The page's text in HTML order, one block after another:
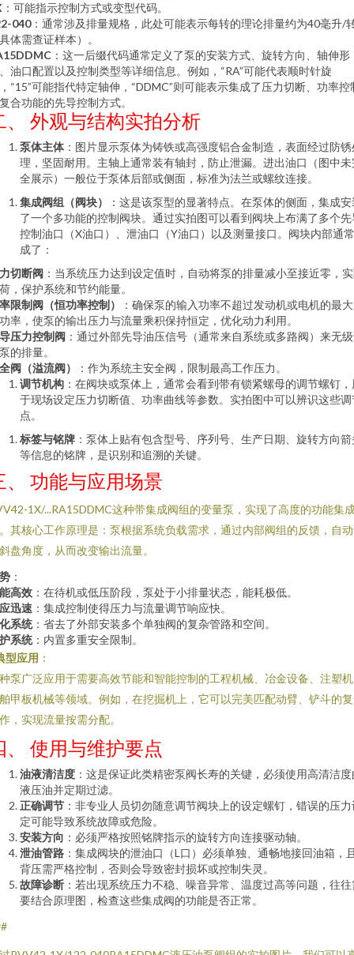
：可能指示控制方式或变型代码。
040：通常涉及排量规格，此处可能表示每转的理论排量约为40毫升/
体需查证样本）。
：这一后缀代码通常定义了泵的安装方式、旋转方向、轴伸形
油口配置以及控制类型等详细信息。例如，“RA”可能代表顺时针旋
“15”可能指代特定轴伸，“DDMC”则可能表示集成了压力切断、功率控
合功能的先导控制方式。
、 外观与结构实拍分析
泵体主体：图片显示泵体为铸铁或高强度铝合金制造，表面经过防锈
理，坚固耐用。主轴上通常装有轴封，防止泄漏。进出油口（图中未
全展示）一般位于泵体后部或侧面，标准为法兰或螺纹连接。
集成阀组（阀块）
：这是该泵型的显著特点。在泵体的侧面，集成
了一个多功能的控制阀块。通过实拍图可以看到阀块上布满了多个先
控制油口（X油口）、泄油口（Y油口）以及测量接口。阀块内部通
成了：
切断阀 ：当系统压力达到设定值时，自动将泵的排量减小至接近零，
，保护系统和节约能量。
限制阀（恒功率控制）
：确保泵的输入功率不超过发动机或电机的最
率，使泵的输出压力与流量乘积保持恒定，优化动力利用。
压力控制阀 ：通过外部先导油压信号（通常来自系统或多路阀）来无
的排量。
阀（溢流阀）
：作为系统主安全阀，限制最高工作压力。
调节机构 ：在阀块或泵体上，通常会看到带有锁紧螺母的调节螺钉，
于现场设定压力切断值、功率曲线等参数。实拍图中可以辨识这些调
点。
标签与铭牌 ：泵体上贴有包含型号、序列号、生产日期、旋转方向箭
等信息的铭牌，是识别和追溯的关键。
、 功能与应用场景
1X/...RA15DDMC这种带集成阀组的变量泵，实现了高度的功能集
其核心工作原理是：泵根据系统负载需求，通过内部阀组的反馈，自
盘角度，从而改变输出流量。
：
高效 ：在待机或低压阶段，泵处于小排量状态，能耗极低。
迅速 ：集成控制使得压力与流量调节响应快。
系统：省去了外部安装多个单独阀的复杂管路和空间。
系统：内置多重安全限制。
型应用 ：
泵广泛应用于需要高效节能和智能控制的工程机械、冶金设备、注塑
甲板机械等领域。例如，在挖掘机上，它可以完美匹配动臂、铲斗的
，实现流量按需分配。
、 使用与维护要点
油液清洁度 ：这是保证此类精密泵阀长寿的关键，必须使用高清洁度
液压油并定期过滤。
正确调节 ：非专业人员切勿随意调节阀块上的设定螺钉，错误的压力
定可能导致系统故障或危险。
安装方向 ：必须严格按照铭牌指示的旋转方向连接驱动轴。
泄油管路 ：集成阀块的泄油口（L口）必须单独、通畅地接回油箱，
背压需严格控制，否则会导致密封损坏或控制失灵。
故障诊断 ：若出现系统压力不稳、噪音异常、温度过高等问题，往往
要结合原理图，检查这些集成阀的功能是否正常。